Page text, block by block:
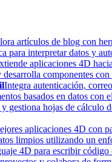
artículos de blog con
para interpretar datos y
aplicaciones 4D
desarrolla componentes
Integra autenticación,
basados en datos con
gestiona hojas de cálculo
aplicaciones 4D con
limpios utilizando un
4D para escribir